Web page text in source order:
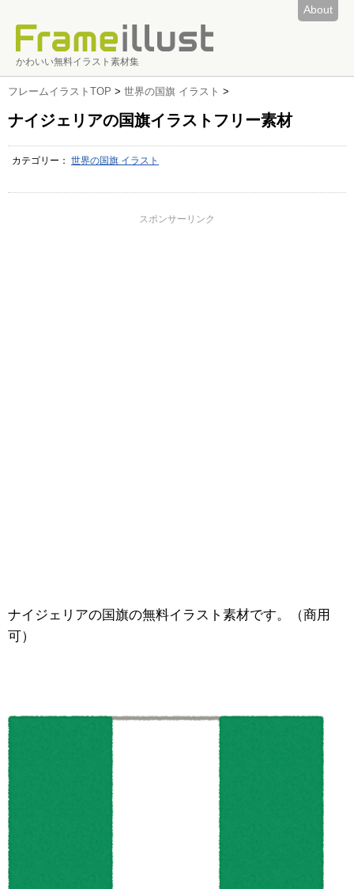
About
かわいい無料イラスト素材集
フレームイラストTOP > 世界の国旗 イラスト >
ナイジェリアの国旗イラストフリー素材
カテゴリー： 世界の国旗 イラスト
スポンサーリンク
ナイジェリアの国旗の無料イラスト素材です。（商用
可）